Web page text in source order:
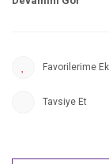
Kemerlerinizi
hesaplaşmaların
Tavsiye Et